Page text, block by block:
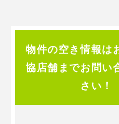
物件の空き情報は
協店舗までお問い
さい！